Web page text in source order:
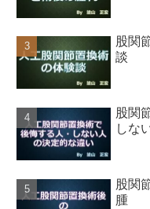
股関
談
股関
しな
股関
腫